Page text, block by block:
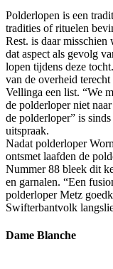
Polderlopen is een
tradities of rituelen
Rest. is daar
dat aspect als gevolg
lopen tijdens deze
van de overheid
Vellinga een list. “We
de polderloper niet
de polderloper” is
uitspraak.
Nadat polderloper
ontsmet laafden de
Nummer 88 bleek dit
en garnalen. “Een
polderloper Metz
Swifterbantvolk
Dame Blanche